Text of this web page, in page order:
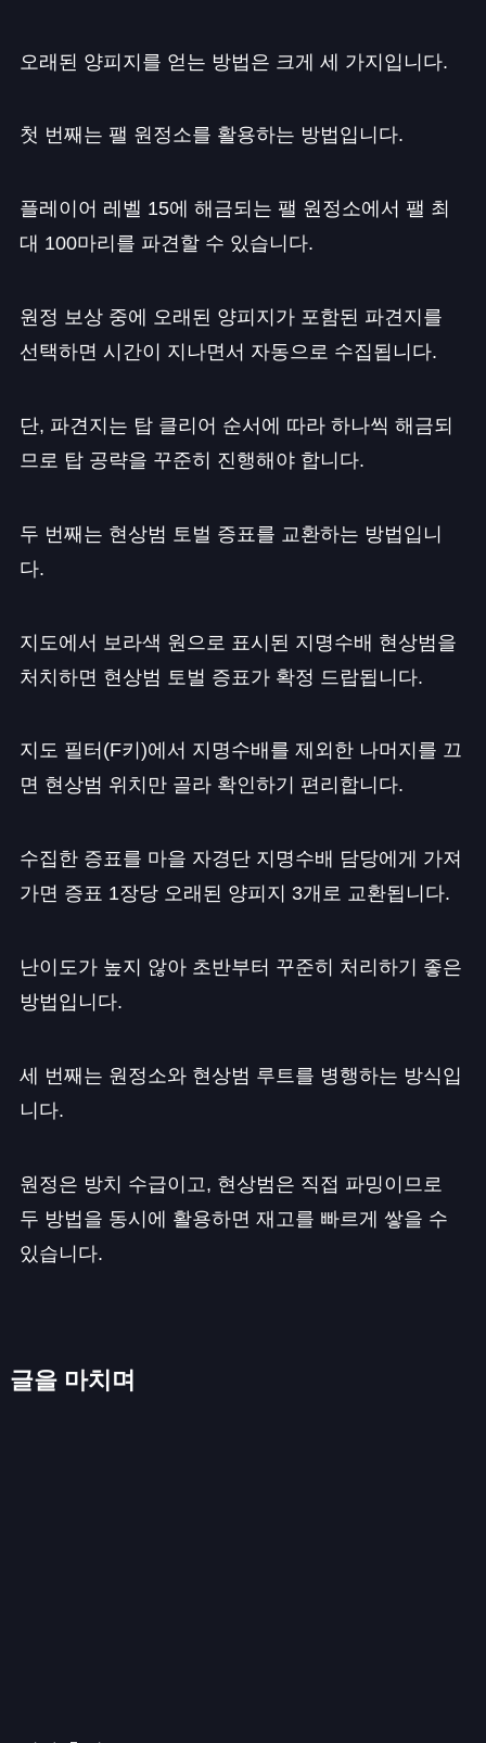
오래된 양피지를 얻는 방법은 크게 세 가지입니다.
첫 번째는 팰 원정소를 활용하는 방법입니다.
플레이어 레벨 15에 해금되는 팰 원정소에서 팰 최
대 100마리를 파견할 수 있습니다.
원정 보상 중에 오래된 양피지가 포함된 파견지를
선택하면 시간이 지나면서 자동으로 수집됩니다.
단, 파견지는 탑 클리어 순서에 따라 하나씩 해금되
므로 탑 공략을 꾸준히 진행해야 합니다.
두 번째는 현상범 토벌 증표를 교환하는 방법입니
다.
지도에서 보라색 원으로 표시된 지명수배 현상범을
처치하면 현상범 토벌 증표가 확정 드랍됩니다.
지도 필터(F키)에서 지명수배를 제외한 나머지를 끄
면 현상범 위치만 골라 확인하기 편리합니다.
수집한 증표를 마을 자경단 지명수배 담당에게 가져
가면 증표 1장당 오래된 양피지 3개로 교환됩니다.
난이도가 높지 않아 초반부터 꾸준히 처리하기 좋은
방법입니다.
세 번째는 원정소와 현상범 루트를 병행하는 방식입
니다.
원정은 방치 수급이고, 현상범은 직접 파밍이므로
두 방법을 동시에 활용하면 재고를 빠르게 쌓을 수
있습니다.
글을 마치며